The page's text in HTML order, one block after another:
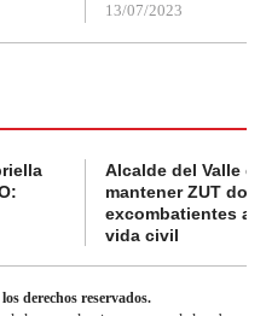
13/07/2023
Alcalde del Valle
mantener ZUT
excombatientes
vida civil
derechos reservados.